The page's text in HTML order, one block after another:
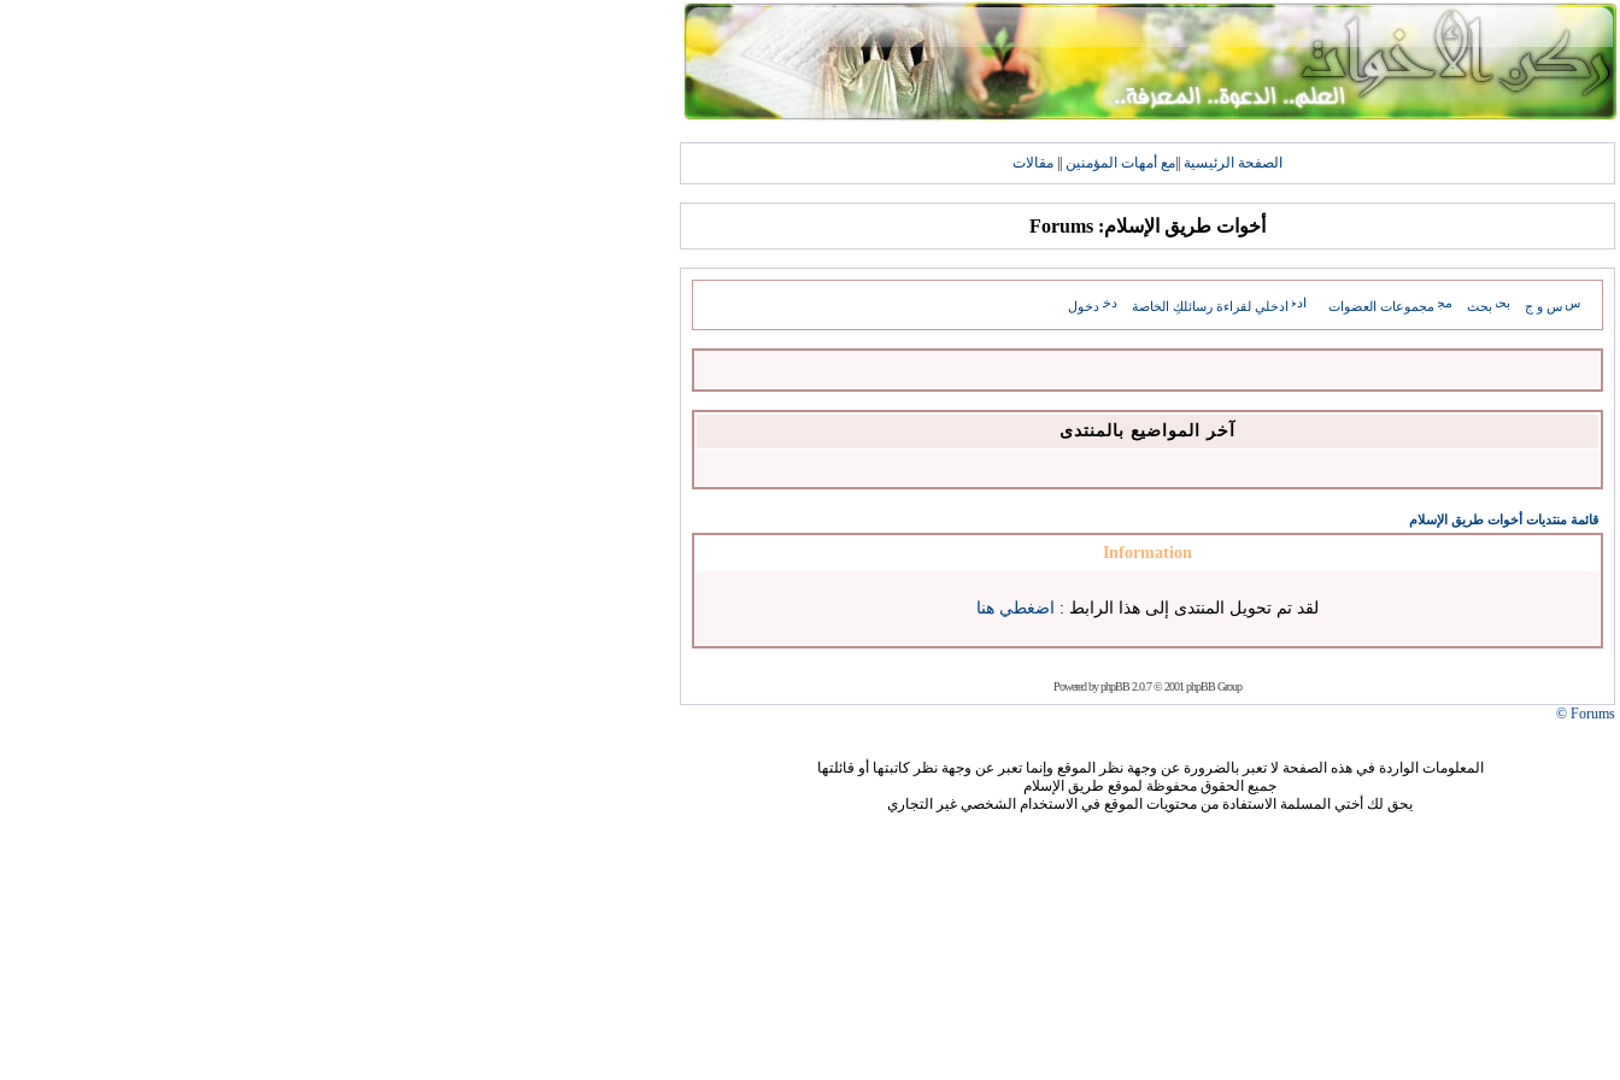
الصفحة الرئيسية مع أمهات المؤمنين مقالات
أخوات طريق الإسلام: Forums
س و ج بحث مجموعات العضوات ادخلي لقراءة رسائلكِ الخاصة دخول
آخر المواضيع بالمنتدى
قائمة منتديات أخوات طريق الإسلام
Information
لقد تم تحويل المنتدى إلى هذا الرابط : اضغطي هنا
Powered byphpBB2.0.7 © 2001 phpBB Group
Forums ©
المعلومات الواردة في هذه الصفحة لا تعبر بالضرورة عن وجهة نظر الموقع وإنما تعبر عن وجهة نظر كاتبتها أو قائلتها
جميع الحقوق محفوظة لموقع طريق الإسلام
يحق لك أختي المسلمة الاستفادة من محتويات الموقع في الاستخدام الشخصي غير التجاري